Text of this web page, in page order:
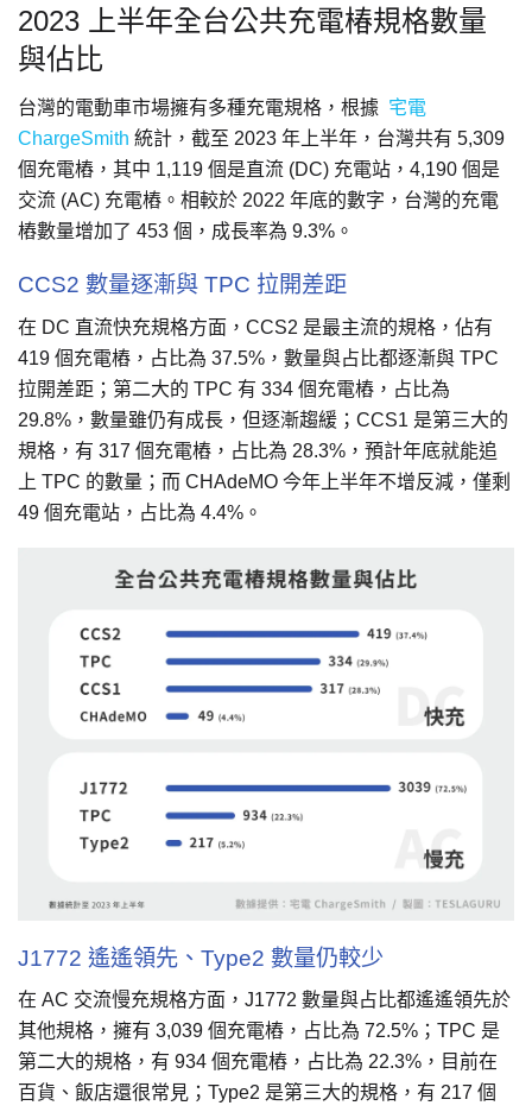
2023 上半年全台公共充電椿規格數量
與佔比
台灣的電動車市場擁有多種充電規格，根據 宅電
ChargeSmith 統計，截至 2023 年上半年，台灣共有 5,309
個充電樁，其中 1,119 個是直流 (DC) 充電站，4,190 個是
交流 (AC) 充電樁。相較於 2022 年底的數字，台灣的充電
樁數量增加了 453 個，成長率為 9.3%。
CCS2 數量逐漸與 TPC 拉開差距
在 DC 直流快充規格方面，CCS2 是最主流的規格，佔有
419 個充電樁，占比為 37.5%，數量與占比都逐漸與 TPC
拉開差距；第二大的 TPC 有 334 個充電樁，占比為
29.8%，數量雖仍有成長，但逐漸趨緩；CCS1 是第三大的
規格，有 317 個充電樁，占比為 28.3%，預計年底就能追
上 TPC 的數量；而 CHAdeMO 今年上半年不增反減，僅剩
49 個充電站，占比為 4.4%。
J1772 遙遙領先、Type2 數量仍較少
在 AC 交流慢充規格方面，J1772 數量與占比都遙遙領先於
其他規格，擁有 3,039 個充電樁，占比為 72.5%；TPC 是
第二大的規格，有 934 個充電樁，占比為 22.3%，目前在
百貨、飯店還很常見；Type2 是第三大的規格，有 217 個